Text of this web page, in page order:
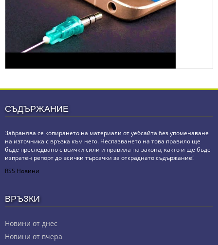
СЪДЪРЖАНИЕ
Забранява се копирането на материали от уебсайта без упоменаване
на източника с връзка към него. Неспазването на това правило ще
бъде преследвано с всички сили и правила на закона, както и ще бъде
изпратен репорт до всички търсачки за откраднато съдържание!
RSS Новини
ВРЪЗКИ
Новини от днес
Новини от вчера